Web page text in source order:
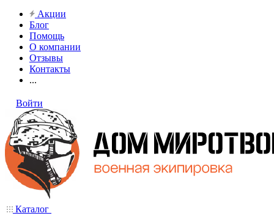
Акции
Блог
Помощь
О компании
Отзывы
Контакты
...
Войти
Каталог